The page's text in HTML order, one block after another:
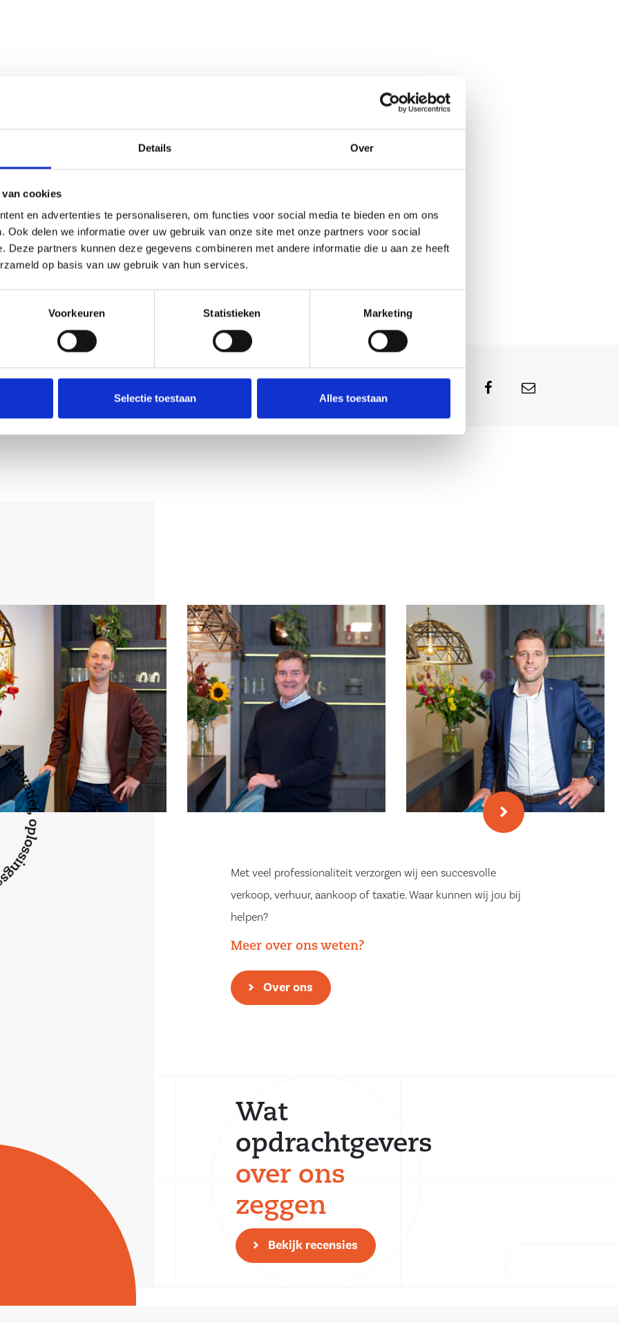
Details Over
cookies
en advertenties te personaliseren, om functies voor social media te bieden en om ons
Ook delen we informatie over uw gebruik van onze site met onze partners voor social
Deze partners kunnen deze gegevens combineren met andere informatie die u aan ze heeft
op basis van uw gebruik van hun services.
Voorkeuren Statistieken Marketing
Selectie toestaan Alles toestaan
opstelplaats
en
van
en
van de
van de
te
bergzolder
badkamer ;
een
uw nieuwe
Deel deze
Met veel professionaliteit verzorgen wij een succesvolle
verkoop, verhuur, aankoop of taxatie. Waar kunnen wij jou bij
helpen?
Meer over ons weten?
Over ons
Wat
opdrachtgevers
over ons
zeggen
Bekijk recensies